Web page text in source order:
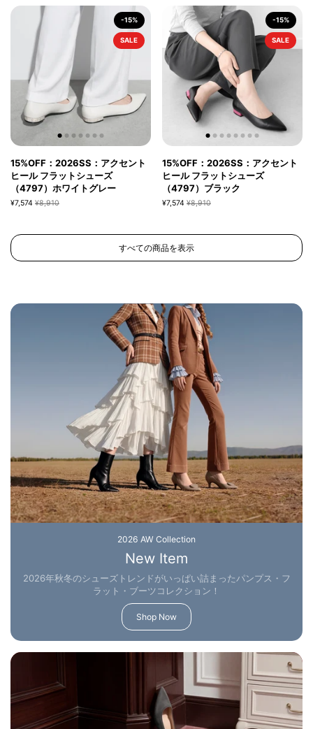
15%OFF：2026SS：アクセント
ヒール フラットシューズ
（4797）ホワイトグレー
¥7,574 ¥8,910
-15%
SALE
15%OFF：2026SS：アクセント
ヒール フラットシューズ
（4797）ブラック
¥7,574 ¥8,910
-15%
SALE
すべての商品を表示
2026 AW Collection
New Item
2026年秋冬のシューズトレンドがいっぱい詰まったパンプス・フ
ラット・ブーツコレクション！
Shop Now